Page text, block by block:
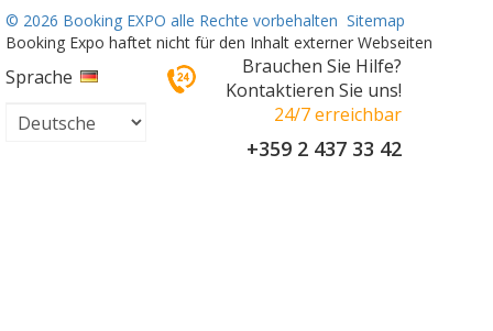
© 2026 Booking EXPO alle Rechte vorbehalten Sitemap
Booking Expo haftet nicht für den Inhalt externer Webseiten
Sprache
Brauchen Sie Hilfe?
Kontaktieren Sie uns!
24/7 erreichbar
+359 2 437 33 42